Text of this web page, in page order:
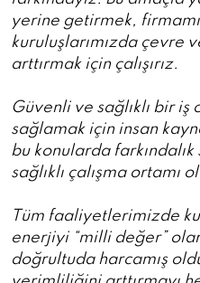
yerine getirmek,
kuruluşlarımızda çevre
arttırmak için çalışırız.
Güvenli ve sağlıklı bir iş
sağlamak için insan
bu konularda
sağlıklı çalışma ortamı
Tüm faaliyetlerimizde
enerjiyi “milli değer”
doğrultuda harcamış